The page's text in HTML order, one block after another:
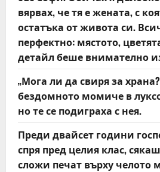
o
n
вярвах, че тя е жената, с
остатъка от живота си.
перфектно: мястото,
детайл беше внимателно
„Мога ли да свиря за
бездомното момиче в
но те се подиграха с нея.
Преди двайсет години
спря пред целия клас,
сложи печат върху челото